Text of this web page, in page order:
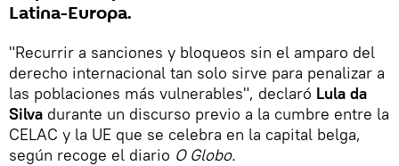
Latina-Europa.
"Recurrir a sanciones y bloqueos sin el amparo del
derecho internacional tan solo sirve para penalizar a
las poblaciones más vulnerables", declaró Lula da
Silva durante un discurso previo a la cumbre entre la
CELAC y la UE que se celebra en la capital belga,
según recoge el diario O Globo.